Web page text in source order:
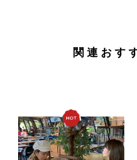
関連おす